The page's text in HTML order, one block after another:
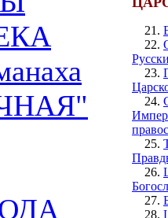
21.
22.
23.
24.
25.
26.
27.
28.